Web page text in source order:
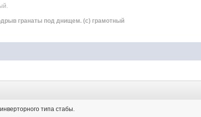
гранаты под днищем. (с) грамотный
типа стабы.